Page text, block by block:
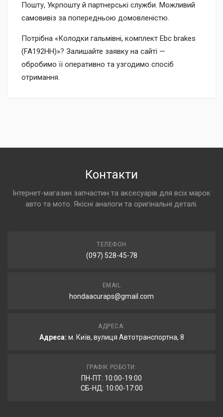
Пошту, Укрпошту й партнерські служби. Можливий
самовивіз за попередньою домовленістю.
Потрібна «Колодки гальмівні, комплект Ebc brakes
(FA192HH)»? Залишайте заявку на сайті —
обробимо її оперативно та узгодимо спосіб
отримання.
Контакти
Інтернет-магазин запчастин та аксесуарів для всіх марок
авто та мото. Якісні аналоги та оригінальні деталі.
ТЕЛЕФОН
(097) 528-45-78
EMAIL
hondaacuraps@gmail.com
АДРЕСА:
Адреса: м. Київ, вулиця Автотранспортна, 8
ГРАФІК РОБОТИ:
ПН-ПТ: 10:00-19:00
СБ-НД: 10:00-17:00